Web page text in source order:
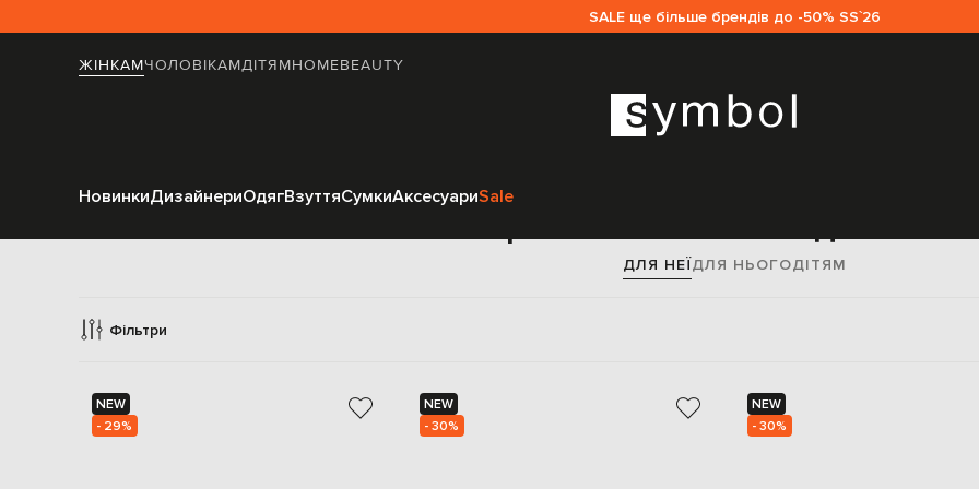
SALE ще більше брендів до -50% SS`26
ЖІНКАМЧОЛОВІКАМДІТЯМHOMEBEAUTY
НовинкиДизайнериОдягВзуттяСумкиАксесуариSale
ДЛЯ НЕЇДЛЯ НЬОГОДІТЯМ
Фільтри
NEW
- 29%
NEW
- 30%
NEW
- 30%